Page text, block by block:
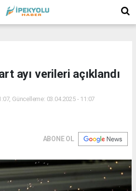
ayı verileri açıklandı
Güncelleme: 03.04.2025 - 11:07
ABONE OL